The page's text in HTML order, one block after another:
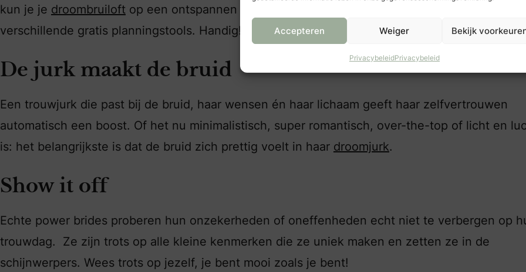
Accepteren Weiger Bekijk
PrivacybeleidPrivacybeleid
kun je je droombruiloft op een ontspannen manier plannen. Tip: op onze website hebben we
verschillende gratis planningstools. Handig!
De jurk maakt de bruid
Een trouwjurk die past bij de bruid, haar wensen én haar lichaam geeft haar zelfvertrouwen
automatisch een boost. Of het nu minimalistisch, super romantisch, over-the-top of licht en
is: het belangrijkste is dat de bruid zich prettig voelt in haar droomjurk.
Show it off
Echte power brides proberen hun onzekerheden of oneffenheden echt niet te verbergen op
trouwdag. Ze zijn trots op alle kleine kenmerken die ze uniek maken en zetten ze in de
schijnwerpers. Wees trots op jezelf, je bent mooi zoals je bent!